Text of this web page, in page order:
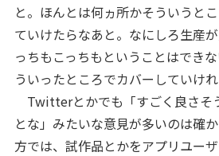
と。ほんとは何ヵ所かそういうと
ていけたらなあと。なにしろ生産
っちもこっちもということはでき
ういったところでカバーしていけれ
Twitterとかでも「すごく良さそ
とな」みたいな意見が多いのは確
方では、試作品とかをアプリユー